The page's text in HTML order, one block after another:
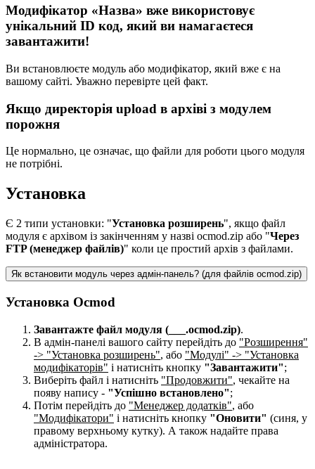
Модифікатор «Назва» вже використовує
унікальний ID код, який ви намагаєтеся
завантажити!
Ви встановлюєте модуль або модифікатор, який вже є на
вашому сайті. Уважно перевірте цей факт.
Якщо директорія upload в архіві з модулем
порожня
Це нормально, це означає, що файли для роботи цього модуля
не потрібні.
Установка
Є 2 типи установки: "Установка розширень", якщо файл
модуля є архівом із закінченням у назві ocmod.zip або "Через
FTP (менеджер файлів)" коли це простий архів з файлами.
Як встановити модуль через адмін-панель? (для файлів ocmod.zip)
Установка Ocmod
Завантажте файл модуля (___.ocmod.zip).
В адмін-панелі вашого сайту перейдіть до "Розширення"
-> "Установка розширень", або "Модулі" -> "Установка
модифікаторів" і натисніть кнопку "Завантажити";
Виберіть файл і натисніть "Продовжити", чекайте на
появу напису - "Успішно встановлено";
Потім перейдіть до "Менеджер додатків", або
"Модифікатори" і натисніть кнопку "Оновити" (синя, у
правому верхньому кутку). А також надайте права
адміністратора.